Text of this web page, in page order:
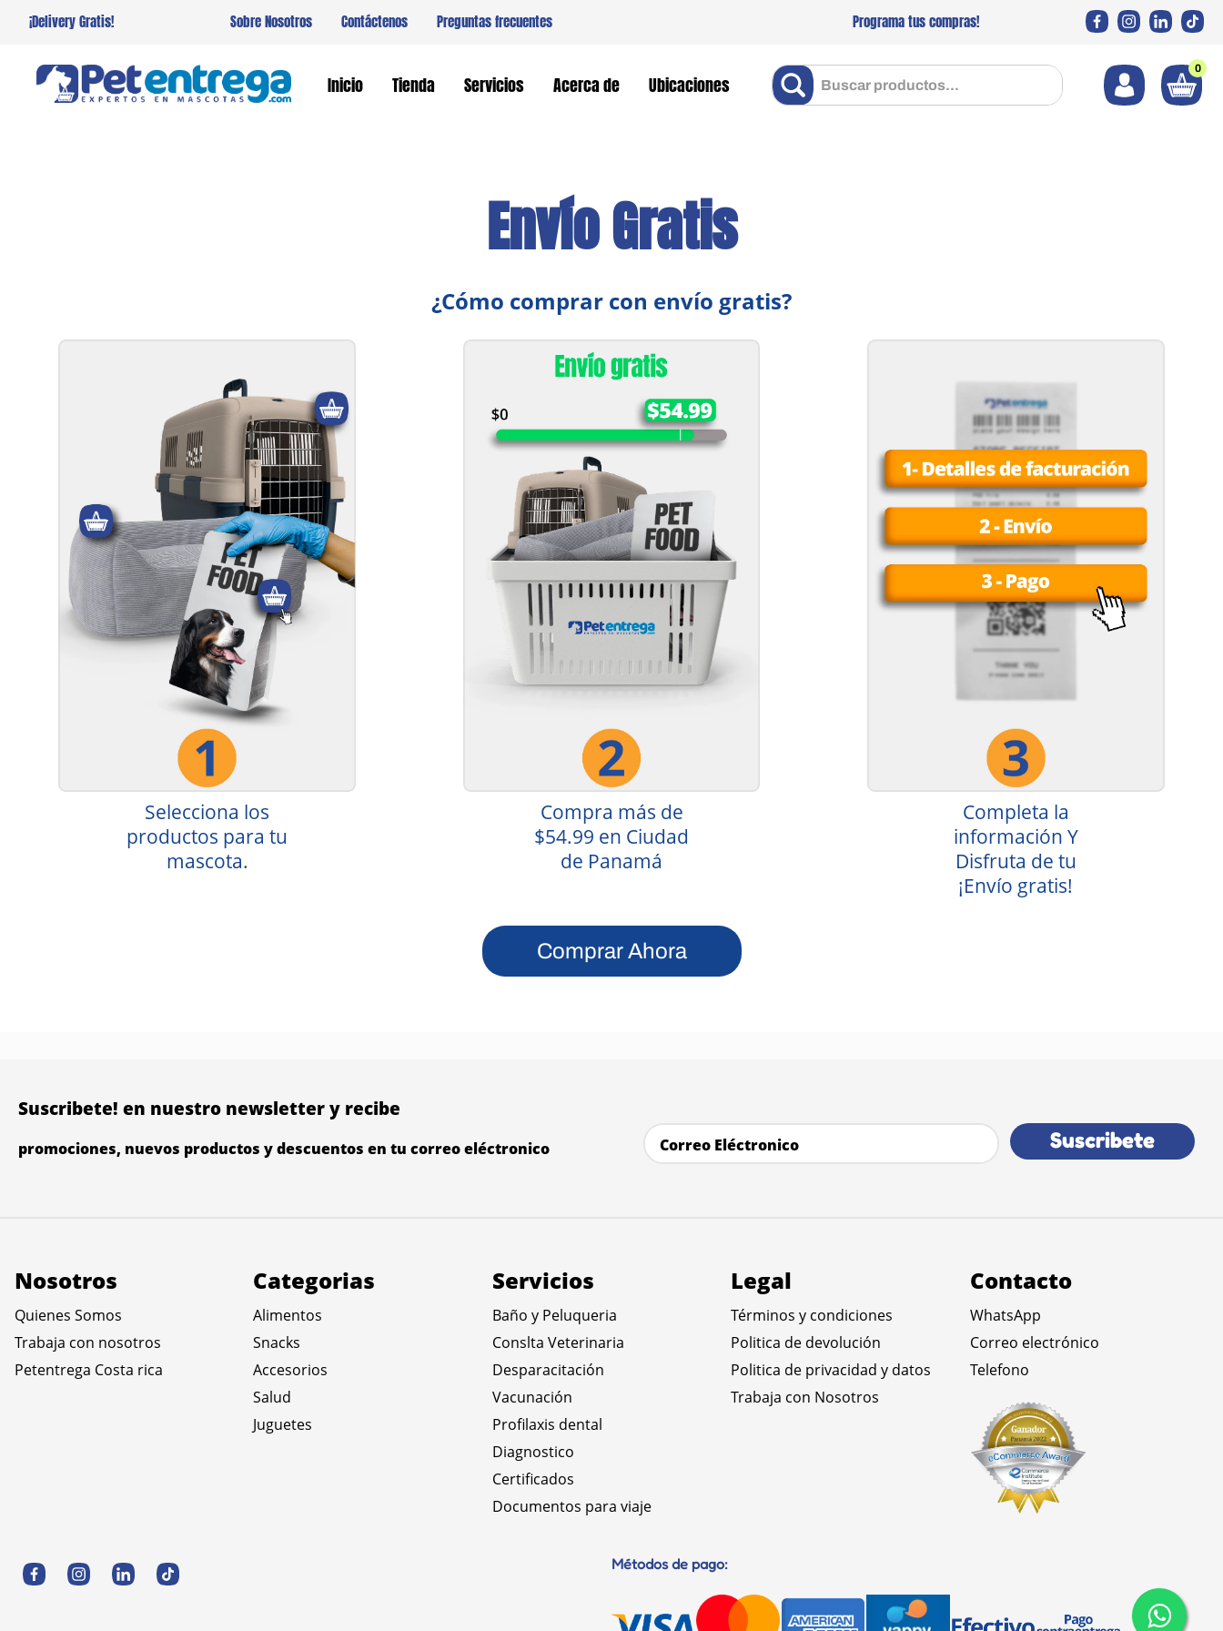
¡Delivery Gratis! Sobre Nosotros Contáctenos Preguntas frecuentes Programa tus compras!
Inicio Tienda Servicios Acerca de Ubicaciones
Buscar productos... 0
Envío Gratis
¿Cómo comprar con envío gratis?
Selecciona los
productos para tu
mascota.
Compra más de
$54.99 en Ciudad
de Panamá
Completa la
información Y
Disfruta de tu
¡Envío gratis!
Comprar Ahora
Suscribete! en nuestro newsletter y recibe
promociones, nuevos productos y descuentos en tu correo eléctronico Suscribete
Nosotros
Quienes Somos
Trabaja con nosotros
Petentrega Costa rica
Categorias
Alimentos
Snacks
Accesorios
Salud
Juguetes
Servicios
Baño y Peluqueria
Conslta Veterinaria
Desparacitación
Vacunación
Profilaxis dental
Diagnostico
Certificados
Documentos para viaje
Legal
Términos y condiciones
Politica de devolución
Politica de privacidad y datos
Trabaja con Nosotros
Contacto
WhatsApp
Correo electrónico
Telefono
Métodos de pago: